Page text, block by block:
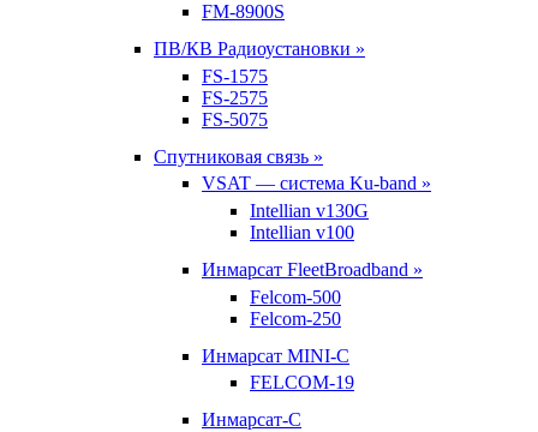
FM-8900S
ПВ/КВ Радиоустановки »
FS-1575
FS-2575
FS-5075
Спутниковая связь »
VSAT — система Ku-band »
Intellian v130G
Intellian v100
Инмарсат FleetBroadband »
Felcom-500
Felcom-250
Инмарсат MINI-C
FELCOM-19
Инмарсат-С